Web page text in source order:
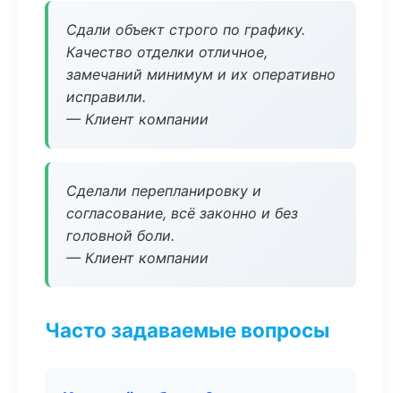
Сдали объект строго по графику.
Качество отделки отличное,
замечаний минимум и их оперативно
исправили.
— Клиент компании
Сделали перепланировку и
согласование, всё законно и без
головной боли.
— Клиент компании
Часто задаваемые вопросы